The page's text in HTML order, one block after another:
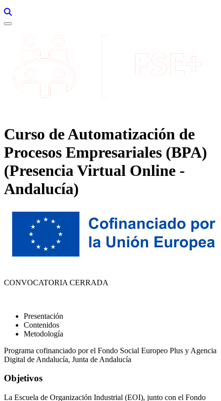
Curso de Automatización de
Procesos Empresariales (BPA)
(Presencia Virtual Online -
Andalucía)
CONVOCATORIA CERRADA
Presentación
Contenidos
Metodología
Programa cofinanciado por el Fondo Social Europeo Plus y Agencia
Digital de Andalucía, Junta de Andalucía
Objetivos
La Escuela de Organización Industrial (EOI), junto con el Fondo